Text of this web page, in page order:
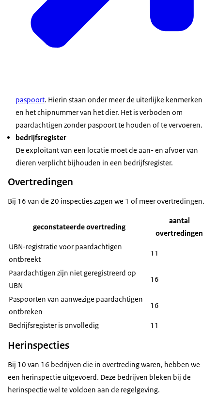
paspoort. Hierin staan onder meer de uiterlijke kenmerken
en het chipnummer van het dier. Het is verboden om
paardachtigen zonder paspoort te houden of te vervoeren.
bedrijfsregister
De exploitant van een locatie moet de aan- en afvoer van
dieren verplicht bijhouden in een bedrijfsregister.
Overtredingen
Bij 16 van de 20 inspecties zagen we 1 of meer overtredingen.
geconstateerde overtreding
aantal
overtredingen
UBN-registratie voor paardachtigen
ontbreekt
11
Paardachtigen zijn niet geregistreerd op
UBN
16
Paspoorten van aanwezige paardachtigen
ontbreken
16
Bedrijfsregister is onvolledig 11
Herinspecties
Bij 10 van 16 bedrijven die in overtreding waren, hebben we
een herinspectie uitgevoerd. Deze bedrijven bleken bij de
herinspectie wel te voldoen aan de regelgeving.